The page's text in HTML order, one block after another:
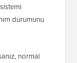
durumunu
normal